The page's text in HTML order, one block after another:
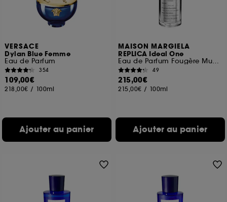
VERSACE
Dylan Blue Femme
Eau de Parfum
354
109,00€
218,00€ / 100ml
Ajouter au panier
MAISON MARGIELA
REPLICA Ideal One
Eau de Parfum Fougère Musquée
49
215,00€
215,00€ / 100ml
Ajouter au panier